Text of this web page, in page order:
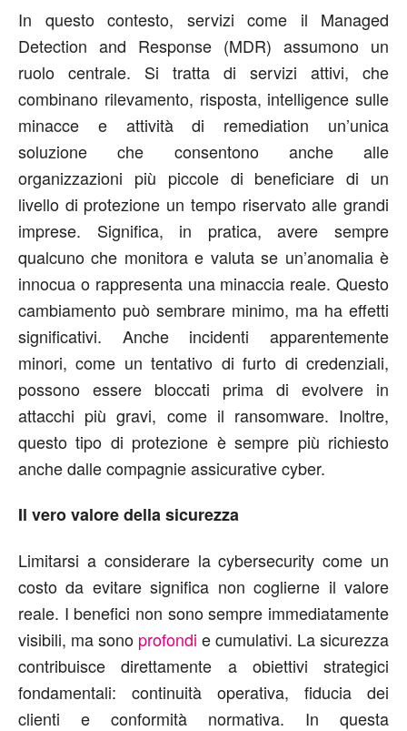
In questo contesto, servizi come il Managed
Detection and Response (MDR) assumono un
ruolo centrale. Si tratta di servizi attivi, che
combinano rilevamento, risposta, intelligence sulle
minacce e attività di remediation un’unica
soluzione che consentono anche alle
organizzazioni più piccole di beneficiare di un
livello di protezione un tempo riservato alle grandi
imprese. Significa, in pratica, avere sempre
qualcuno che monitora e valuta se un’anomalia è
innocua o rappresenta una minaccia reale. Questo
cambiamento può sembrare minimo, ma ha effetti
significativi. Anche incidenti apparentemente
minori, come un tentativo di furto di credenziali,
possono essere bloccati prima di evolvere in
attacchi più gravi, come il ransomware. Inoltre,
questo tipo di protezione è sempre più richiesto
anche dalle compagnie assicurative cyber.
Il vero valore della sicurezza
Limitarsi a considerare la cybersecurity come un
costo da evitare significa non coglierne il valore
reale. I benefici non sono sempre immediatamente
visibili, ma sono profondi e cumulativi. La sicurezza
contribuisce direttamente a obiettivi strategici
fondamentali: continuità operativa, fiducia dei
clienti e conformità normativa. In questa